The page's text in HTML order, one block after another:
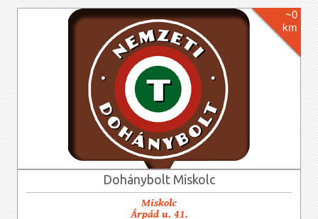
~0
km
Dohánybolt Miskolc
Miskolc
Árpád u. 41.